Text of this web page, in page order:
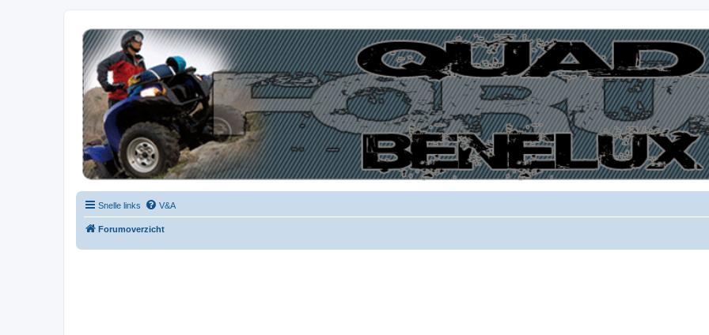
| QFB |
Hét quadforum van de Benelux
Snelle links V&A
Forumoverzicht